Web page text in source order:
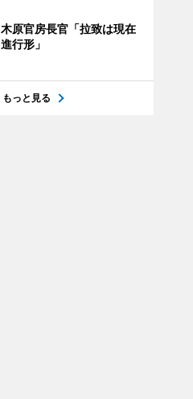
木原官房長官「拉致は現在
進行形」
もっと見る